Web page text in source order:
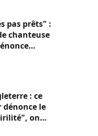
pas prêts" :
chanteuse
des femmes
réagir
: ce
le
on
mots pas très